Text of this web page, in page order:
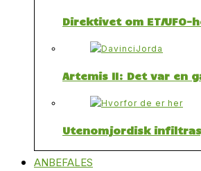
Direktivet om ET/
Artemis II: Det var en
Utenomjordisk
ANBEFALES